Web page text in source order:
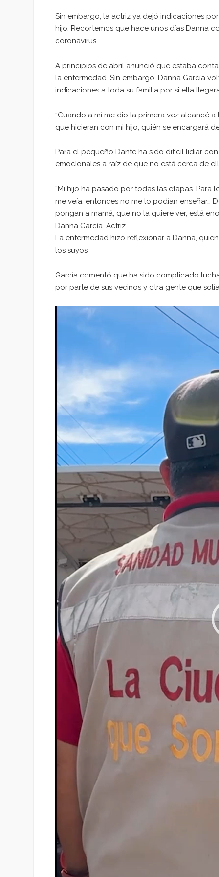
Sin embargo, la actriz ya dejó indicaciones
hijo. Recortemos que hace unos días Danna
coronavirus.
A principios de abril anunció que estaba
la enfermedad. Sin embargo, Danna García
indicaciones a toda su familia por si ella
“Cuando a mí me dio la primera vez alcancé
que hicieran con mi hijo, quién se encargará
Para el pequeño Dante ha sido difícil lidiar
emocionales a raíz de que no está cerca de
“Mi hijo ha pasado por todas las etapas.
me veía, entonces no me lo podían enseñar…
pongan a mamá, que no la quiere ver, está
Danna García. Actriz
La enfermedad hizo reflexionar a Danna,
los suyos.
García comentó que ha sido complicado
por parte de sus vecinos y otra gente que
Reproductor